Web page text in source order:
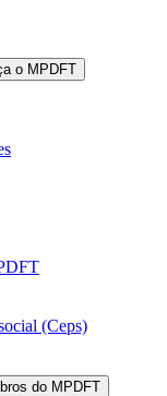
o MPDFT
(Ceps)
do MPDFT